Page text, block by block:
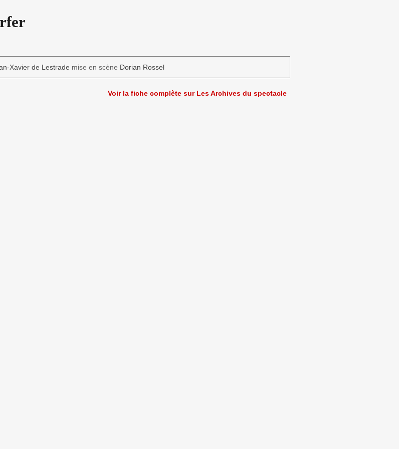
Xavier de Lestrade mise en scène Dorian Rossel
Voir la fiche complète sur Les Archives du spectacle